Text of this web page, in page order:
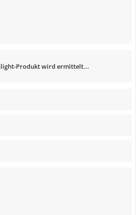
Produkt wird ermittelt...